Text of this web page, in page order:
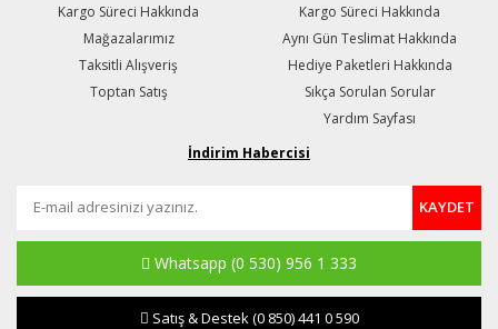
Kargo Süreci Hakkında
Mağazalarımız
Taksitli Alışveriş
Toptan Satış
Kargo Süreci Hakkında
Aynı Gün Teslimat Hakkında
Hediye Paketleri Hakkında
Sıkça Sorulan Sorular
Yardım Sayfası
İndirim Habercisi
KAYDET
Whatsapp (0 530) 956 1 333
Satış & Destek(0 850) 441 0 590